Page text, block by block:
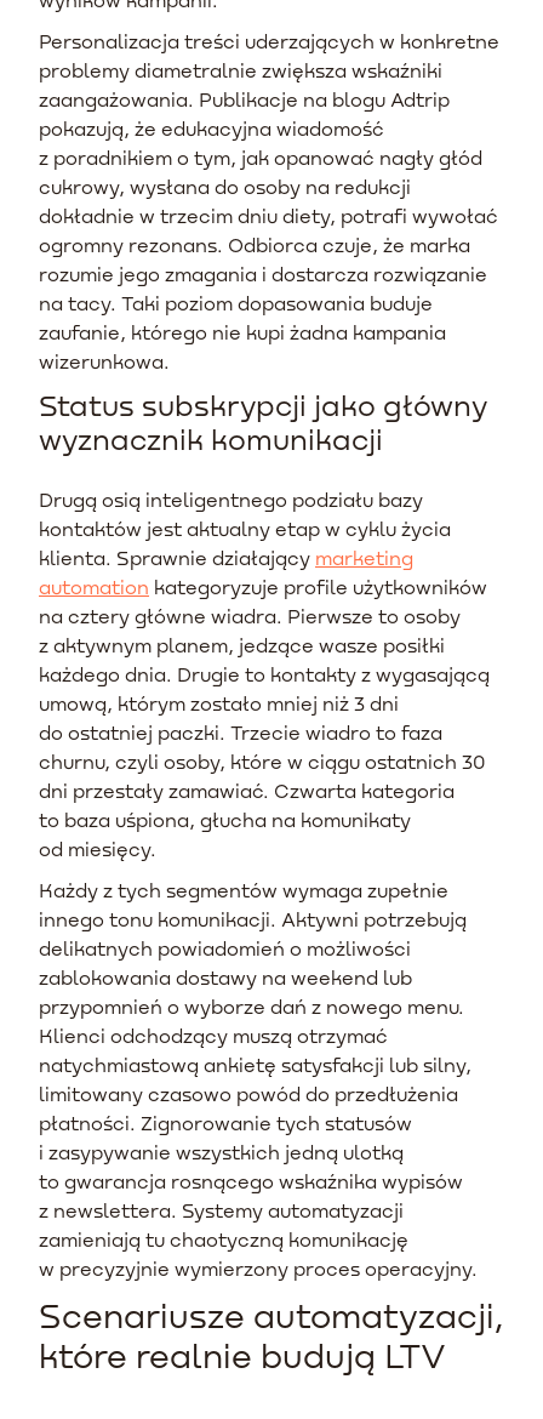
Personalizacja treści uderzających w konkretne
problemy diametralnie zwiększa wskaźniki
zaangażowania. Publikacje na blogu Adtrip
pokazują, że edukacyjna wiadomość
z poradnikiem o tym, jak opanować nagły głód
cukrowy, wysłana do osoby na redukcji
dokładnie w trzecim dniu diety, potrafi wywołać
ogromny rezonans. Odbiorca czuje, że marka
rozumie jego zmagania i dostarcza rozwiązanie
na tacy. Taki poziom dopasowania buduje
zaufanie, którego nie kupi żadna kampania
wizerunkowa.
Status subskrypcji jako główny
wyznacznik komunikacji
Drugą osią inteligentnego podziału bazy
kontaktów jest aktualny etap w cyklu życia
klienta. Sprawnie działający marketing
automation kategoryzuje profile użytkowników
na cztery główne wiadra. Pierwsze to osoby
z aktywnym planem, jedzące wasze posiłki
każdego dnia. Drugie to kontakty z wygasającą
umową, którym zostało mniej niż 3 dni
do ostatniej paczki. Trzecie wiadro to faza
churnu, czyli osoby, które w ciągu ostatnich 30
dni przestały zamawiać. Czwarta kategoria
to baza uśpiona, głucha na komunikaty
od miesięcy.
Każdy z tych segmentów wymaga zupełnie
innego tonu komunikacji. Aktywni potrzebują
delikatnych powiadomień o możliwości
zablokowania dostawy na weekend lub
przypomnień o wyborze dań z nowego menu.
Klienci odchodzący muszą otrzymać
natychmiastową ankietę satysfakcji lub silny,
limitowany czasowo powód do przedłużenia
płatności. Zignorowanie tych statusów
i zasypywanie wszystkich jedną ulotką
to gwarancja rosnącego wskaźnika wypisów
z newslettera. Systemy automatyzacji
zamieniają tu chaotyczną komunikację
w precyzyjnie wymierzony proces operacyjny.
Scenariusze automatyzacji,
które realnie budują LTV